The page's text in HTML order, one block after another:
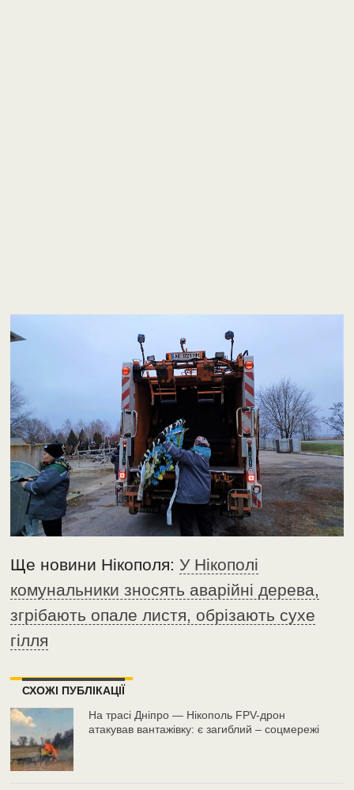
Ще новини Нікополя:У Нікополі
комунальники зносять аварійні дерева,
згрібають опале листя, обрізають сухе
гілля
СХОЖІ ПУБЛІКАЦІЇ
На трасі Дніпро — Нікополь FPV-дрон
атакував вантажівку: є загиблий – соцмережі